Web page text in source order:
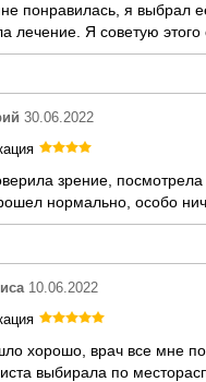
понравилась, я выбрал
лечение. Я советую
30.06.2022
зрение,
нормально, особо
10.06.2022
хорошо, врач все мне
выбирала по